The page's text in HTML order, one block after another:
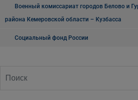
Военный комиссариат городов Белово и
района Кемеровской области – Кузбасса
Социальный фонд России